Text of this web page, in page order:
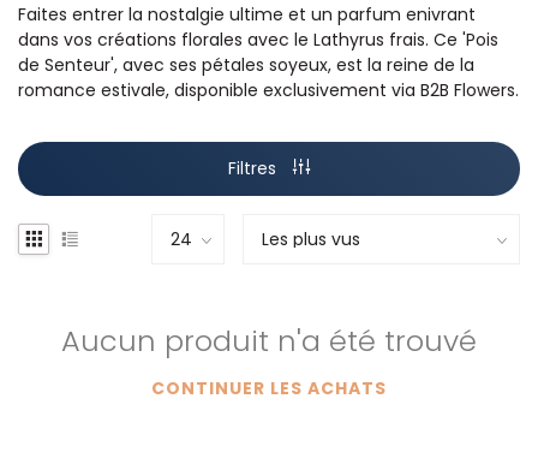
Faites entrer la nostalgie ultime et un parfum enivrant
dans vos créations florales avec le Lathyrus frais. Ce 'Pois
de Senteur', avec ses pétales soyeux, est la reine de la
romance estivale, disponible exclusivement via B2B Flowers.
Filtres
Aucun produit n'a été trouvé
CONTINUER LES ACHATS